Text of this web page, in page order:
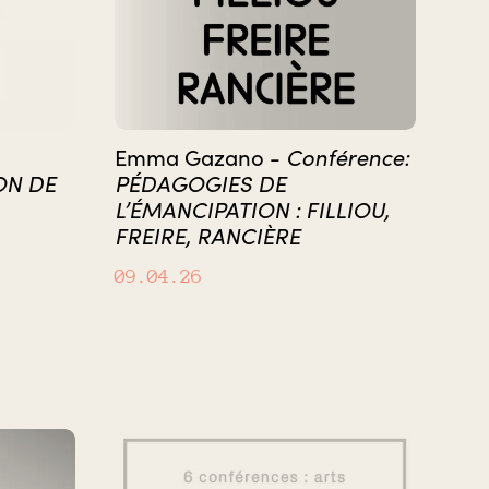
DE
Emma Gazano - Conférence:
PÉDAGOGIES DE
L’ÉMANCIPATION : FILLIOU,
FREIRE, RANCIÈRE
09.04.26